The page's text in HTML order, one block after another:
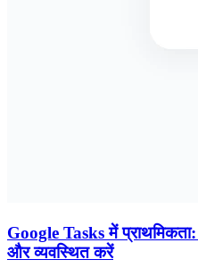
Google Tasks में
और व्यवस्थित करें